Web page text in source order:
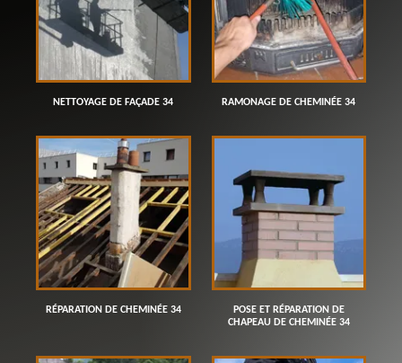
NETTOYAGE DE FAÇADE 34 RAMONAGE DE CHEMINÉE 34
RÉPARATION DE CHEMINÉE 34
POSE ET RÉPARATION DE
CHAPEAU DE CHEMINÉE 34